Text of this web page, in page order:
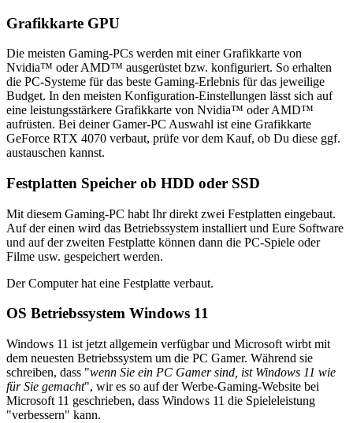
Grafikkarte GPU
Die meisten Gaming-PCs werden mit einer Grafikkarte von
Nvidia™ oder AMD™ ausgerüstet bzw. konfiguriert. So erhalten
die PC-Systeme für das beste Gaming-Erlebnis für das jeweilige
Budget. In den meisten Konfiguration-Einstellungen lässt sich auf
eine leistungsstärkere Grafikkarte von Nvidia™ oder AMD™
aufrüsten. Bei deiner Gamer-PC Auswahl ist eine Grafikkarte
GeForce RTX 4070 verbaut, prüfe vor dem Kauf, ob Du diese ggf.
austauschen kannst.
Festplatten Speicher ob HDD oder SSD
Mit diesem Gaming-PC habt Ihr direkt zwei Festplatten eingebaut.
Auf der einen wird das Betriebssystem installiert und Eure Software
und auf der zweiten Festplatte können dann die PC-Spiele oder
Filme usw. gespeichert werden.
Der Computer hat eine Festplatte verbaut.
OS Betriebssystem Windows 11
Windows 11 ist jetzt allgemein verfügbar und Microsoft wirbt mit
dem neuesten Betriebssystem um die PC Gamer. Während sie
schreiben, dass "wenn Sie ein PC Gamer sind, ist Windows 11 wie
für Sie gemacht", wir es so auf der Werbe-Gaming-Website bei
Microsoft 11 geschrieben, dass Windows 11 die Spieleleistung
"verbessern" kann.